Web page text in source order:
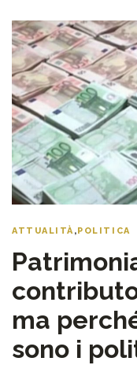
ATTUALITÀ, POLITICA
ma
sono i